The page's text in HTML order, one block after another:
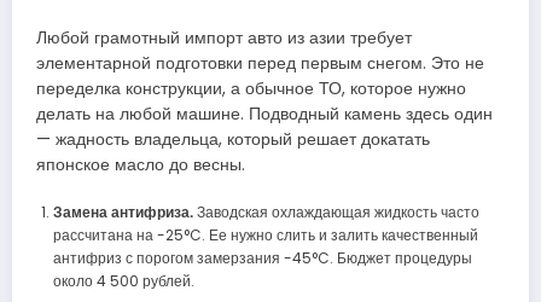
Любой грамотный импорт авто из азии требует
элементарной подготовки перед первым снегом. Это не
переделка конструкции, а обычное ТО, которое нужно
делать на любой машине. Подводный камень здесь один
— жадность владельца, который решает докатать
японское масло до весны.
Замена антифриза.Заводская охлаждающая жидкость часто
рассчитана на -25°C. Ее нужно слить и залить качественный
антифриз с порогом замерзания -45°C. Бюджет процедуры
около 4 500 рублей.